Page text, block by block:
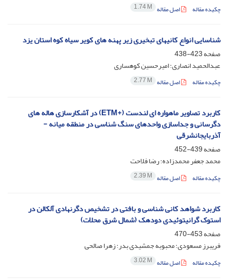
چکیده مقاله اصل مقاله 1.74 M
شناسایی انواع کانیهای تبخیری زیر پهنه های کویر سیاه کوه استان یزد
صفحه423-438
عبدالحمید انصاری؛ امیرحسین کوهساری
چکیده مقاله اصل مقاله 2.77 M
کاربرد تصاویر ماهواره ای لندست (+ETM) در آشکارسازی هاله های
دگرسانی و جداسازی واحدهای سنگ شناسی در منطقه میانه -
آذربایجانشرقی
صفحه439-452
محمد جعفر محمدزاده؛ رضا فلاحت
چکیده مقاله اصل مقاله 2.39 M
کاربرد شواهد کانی شناسی و بافتی در تشخیص دگرنهادی آلکالن در
استوک گرانیتوئیدی دودهک (شمال شرق محلات)
صفحه453-470
فریبرز مسعودی؛ محبوبه جمشیدی بدر؛ زهرا صالحی
چکیده مقاله اصل مقاله 3.02 M